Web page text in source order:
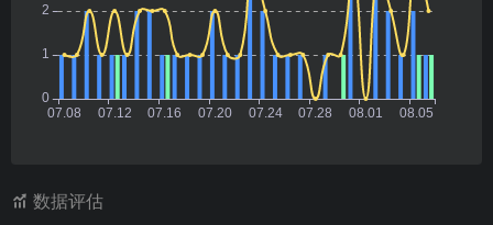
数据评估